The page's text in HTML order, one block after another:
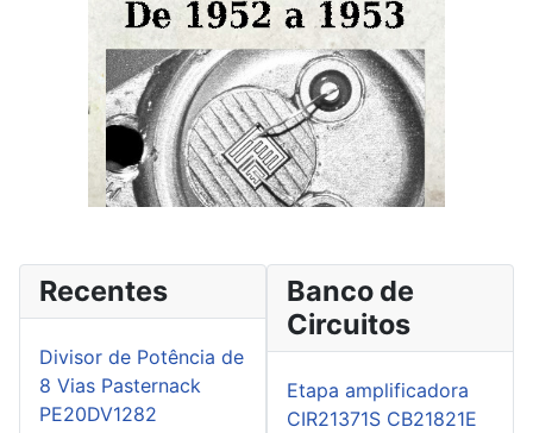
Recentes
Divisor de Potência de
8 Vias Pasternack
PE20DV1282
Banco de
Circuitos
Etapa amplificadora
CIR21371S CB21821E